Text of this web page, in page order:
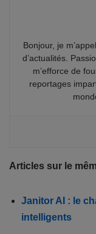
Bonjour, je
d’actualités.
m’efforce de
reportages
Articles sur le
Janitor AI : le
intelligents